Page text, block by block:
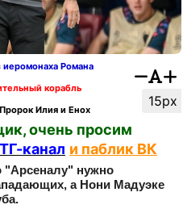
15px
иеромонаха Романа
корабль
Пророк Илия и Енох
очень просим
ТГ-канал и паблик ВК
"Арсеналу" нужно
а Нони Мадуэке